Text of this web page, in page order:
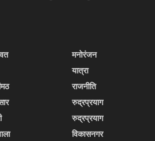
मनोरंजन
यात्रा
राजनीति
रुद्रप्रयाग
रुद्रप्रयाग
विकासनगर